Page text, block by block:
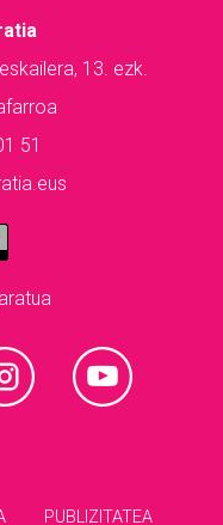
13. ezk.
51
PUBLIZITATEA